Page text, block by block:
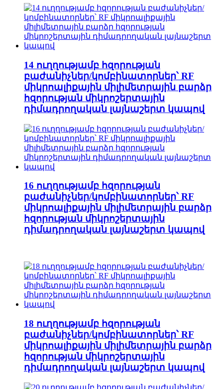
14 ուղղությամբ հզորության
բաժանիչներ/կոմբինատորներ՝ RF
միկրոալիքային միլիմետրային բարձր
հզորության միկրոշերտային
դիմադրողական լայնաշերտ կապով
16 ուղղությամբ հզորության
բաժանիչներ/կոմբինատորներ՝ RF
միկրոալիքային միլիմետրային բարձր
հզորության միկրոշերտային
դիմադրողական լայնաշերտ կապով
18 ուղղությամբ հզորության
բաժանիչներ/կոմբինատորներ՝ RF
միկրոալիքային միլիմետրային բարձր
հզորության միկրոշերտային
դիմադրողական լայնաշերտ կապով